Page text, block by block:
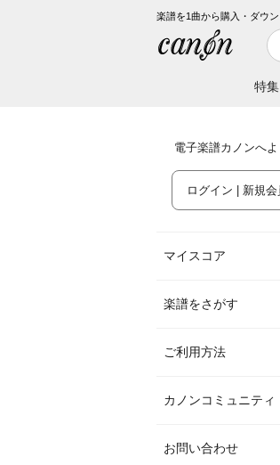
楽譜を1曲から購入・ダウ
特集
電子楽譜カノンへよ
ログイン | 新規
マイスコア
楽譜をさがす
ご利用方法
カノンコミュニティ
お問い合わせ